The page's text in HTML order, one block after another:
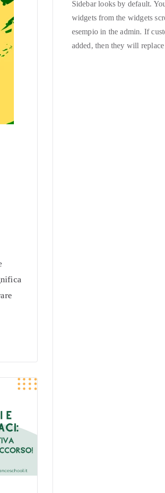
Sidebar looks by default.
widgets from the widgets
esempio in the admin. If
added, then they will